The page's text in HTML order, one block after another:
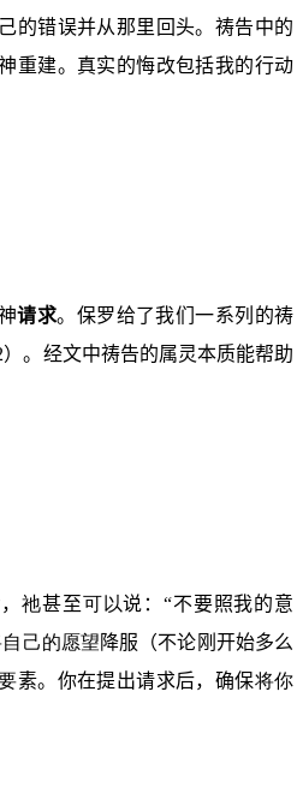
的错误并从那里回头。祷告中的
重建。真实的悔改包括我的行动
请求。保罗给了我们一系列的祷
）。经文中祷告的属灵本质能帮助
祂甚至可以说：“不要照我的意
己的愿望 降服（不论刚开始多么
素。你在提出请求后，确保将你